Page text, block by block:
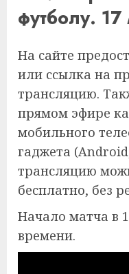
футболу.
На сайте
или ссылка на
трансляцию.
прямом эфире
мобильного
гаджета
трансляцию
бесплатно, без
Начало матча в
времени.